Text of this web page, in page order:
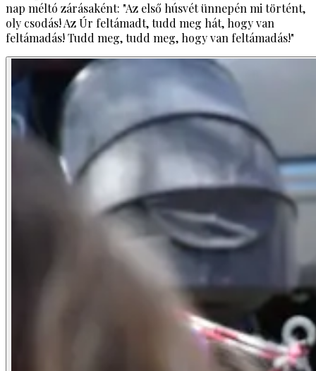
nap méltó zárásaként: "Az első húsvét ünnepén mi történt,
oly csodás! Az Úr feltámadt, tudd meg hát, hogy van
feltámadás! Tudd meg, tudd meg, hogy van feltámadás!"